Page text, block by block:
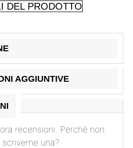
DEL PRODOTTO
AGGIUNTIVE
recensioni. Perchè non
una?